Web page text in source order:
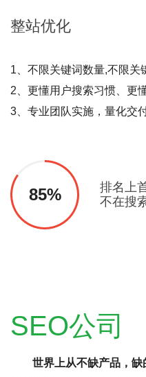
整站优化
1、不限关键词数量,不限关
2、更懂用户搜索习惯、更
3、专业团队实施，量化交
85%
排名上
不在搜
SEO公司
世界上从不缺产品，缺